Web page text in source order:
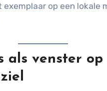
exemplaar op een lokale
als venster op